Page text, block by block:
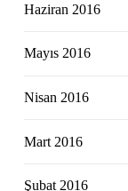
Haziran 2016
Mayıs 2016
Nisan 2016
Mart 2016
Şubat 2016